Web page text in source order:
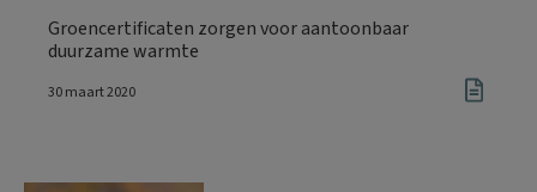
Groencertificaten zorgen voor aantoonbaar
duurzame warmte
30 maart 2020